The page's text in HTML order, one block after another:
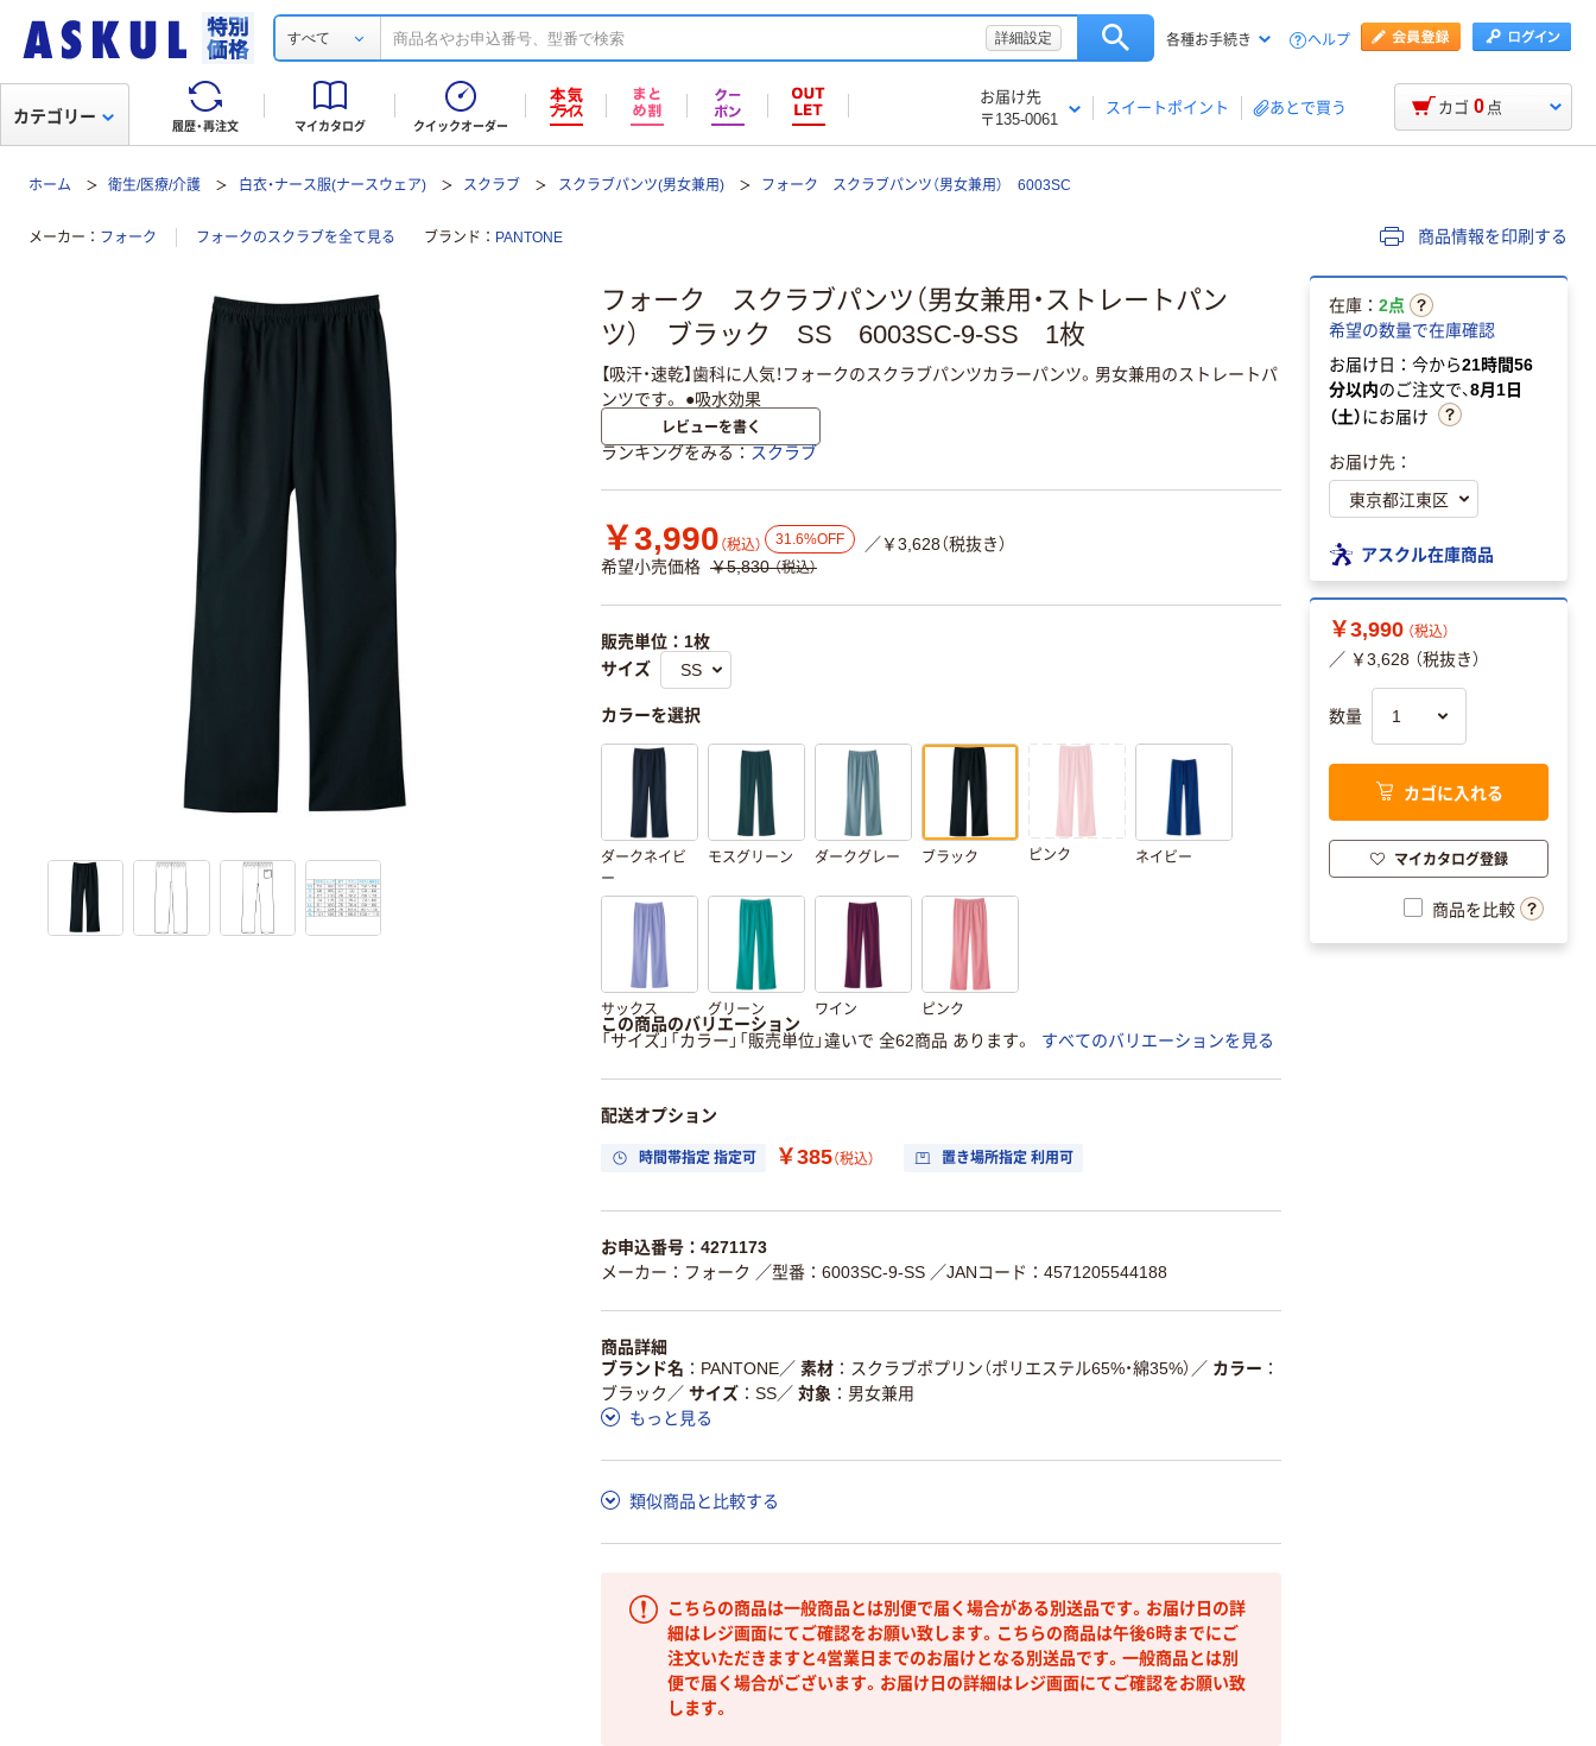
すべて 詳細設定 各種お手続き ヘルプ
履歴・再注文 マイカタログ クイックオーダー
お届け先
〒135-0061
スイートポイント あとで買う
カテゴリー カゴ 0 点
ホーム 衛生/医療/介護 白衣・ナース服(ナースウェア) スクラブ スクラブパンツ(男女兼用) フォーク スクラブパンツ（男女兼用） 6003SC
メーカー フォーク フォークのスクラブを全て見る ブランド PANTONE 商品情報を印刷する
フォーク スクラブパンツ（男女兼用・ストレートパン
ツ） ブラック SS 6003SC-9-SS 1枚
【吸汗・速乾】歯科に人気！フォークのスクラブパンツカラーパンツ。男女兼用のストレートパ
ンツです。 ●吸水効果
レビューを書く
ランキングをみる スクラブ
￥3,990 （税込） 31.6%OFF
／￥3,628（税抜き）
希望小売価格 ￥5,830 （税込）
販売単位：1枚
サイズ
カラーを選択
ダークネイビ
ー
モスグリーン ダークグレー ブラック ピンク ネイビー
サックス グリーン ワイン ピンク
この商品のバリエーション
「サイズ」「カラー」「販売単位」違いで 全62商品 あります。
すべてのバリエーションを見る
配送オプション
時間帯指定 指定可 ￥385（税込） 置き場所指定 利用可
お申込番号：4271173
メーカー：フォーク ／型番：6003SC-9-SS ／JANコード：4571205544188
商品詳細
ブランド名
PANTONE／ 素材 スクラブポプリン（ポリエステル65%・綿35%） ／ カラー
ブラック ／ サイズ SS／ 対象
男女兼用
もっと見る
類似商品と比較する
こちらの商品は一般商品とは別便で届く場合がある別送品です。お届け日の詳
細はレジ画面にてご確認をお願い致します。こちらの商品は午後6時までにご
注文いただきますと4営業日までのお届けとなる別送品です。一般商品とは別
便で届く場合がございます。お届け日の詳細はレジ画面にてご確認をお願い致
します。
在庫： 2点
希望の数量で在庫確認
お届け日：今から21時間56
分以内のご注文で、8月1日
（土）にお届け
お届け先：
アスクル在庫商品
￥3,990 （税込）
／ ￥3,628 （税抜き）
数量
カゴに入れる
マイカタログ登録
商品を比較